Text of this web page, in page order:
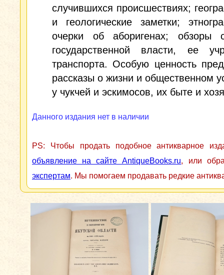
случившихся происшествиях;
и геологические заметки;
очерки об аборигенах; обзоры
государственной власти, ее
транспорта. Особую ценность
рассказы о жизни и общественном
у чукчей и эскимосов, их быте и
Данного издания нет в наличии
PS: Чтобы продать подобное антикварное
объявление на сайте AntiqueBooks.ru, или
экспертам. Мы помогаем продавать редкие